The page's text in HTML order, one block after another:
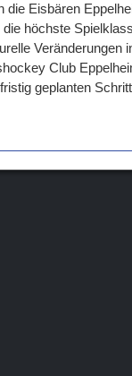
die Eisbären
höchste
Veränderungen
Club
geplanten